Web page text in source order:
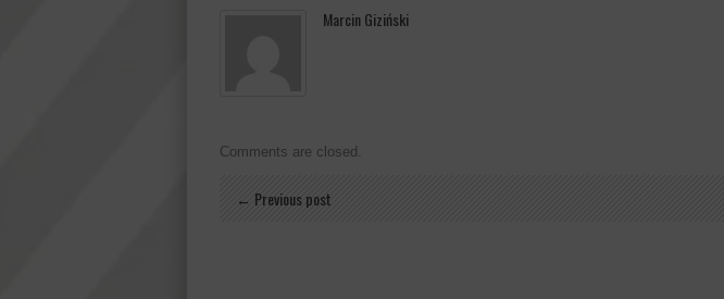
Marcin Giziński
Comments are closed.
← Previous post